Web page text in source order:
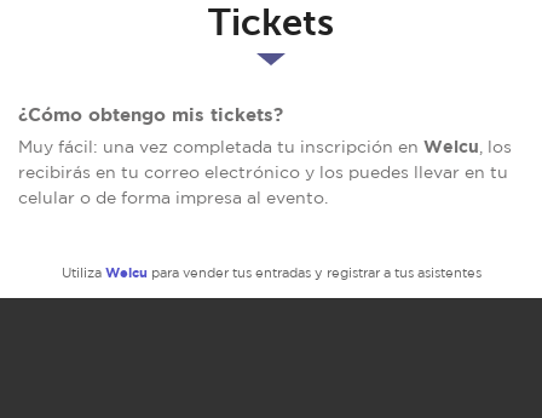
Tickets
¿Cómo obtengo mis tickets?
Muy fácil: una vez completada tu inscripción en Welcu , los
recibirás en tu correo electrónico y los puedes llevar en tu
celular o de forma impresa al evento.
Utiliza Welcu para vender tus entradas y registrar a tus asistentes